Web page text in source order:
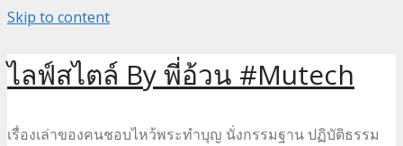
Skip to content
ไลฟ์สไตล์ By พี่อ้วน #Mutech
เรื่องเล่าของคนชอบไหว้พระทำบุญ นั่งกรรมฐาน ปฏิบัติธรรม